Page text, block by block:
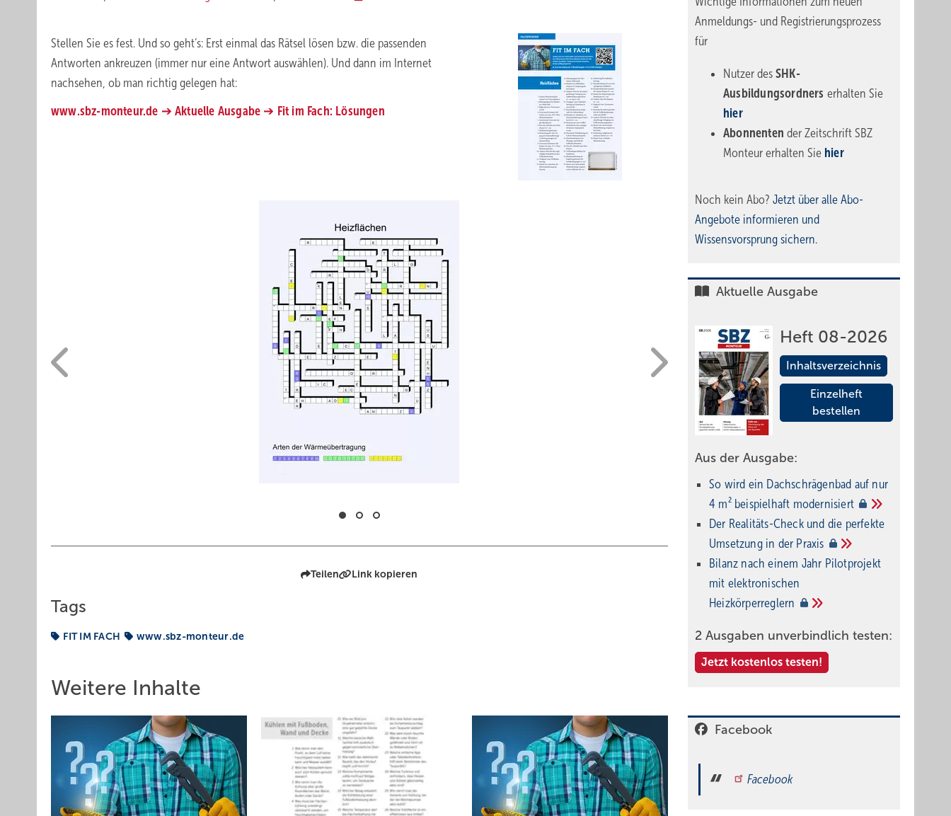
Stellen Sie es fest. Und so geht’s: Erst einmal das Rätsel lösen bzw. die passenden
Antworten ankreuzen (immer nur eine Antwort auswählen). Und dann im Internet
nachsehen, ob man richtig gelegen hat:
www.sbz-monteur.de ➔ Aktuelle Ausgabe ➔ Fit im Fach: Lösungen
Teilen Link kopieren
Tags
FIT IM FACH www.sbz-monteur.de
Weitere Inhalte
Anmeldungs- und Registrierungsprozess
für
Nutzer des SHK-
Ausbildungsordners erhalten Sie
hier
Abonnentender Zeitschrift SBZ
Monteur erhalten Sie hier
Noch kein Abo? Jetzt über alle Abo-
Angebote informieren und
Wissensvorsprung sichern.
Aktuelle Ausgabe
Heft 08-2026
Inhaltsverzeichnis
Einzelheft
bestellen
Aus der Ausgabe:
So wird ein Dach­schrägenbad auf nur
4 m² beispielhaft modernisiert
Der Realitäts-Check und die perfekte
Umsetzung in der Praxis
Bilanz nach einem Jahr Pilotprojekt
mit elektronischen
Heizkörperreglern
2 Ausgaben unverbindlich testen:
Jetzt kostenlos testen!
Facebook
Facebook